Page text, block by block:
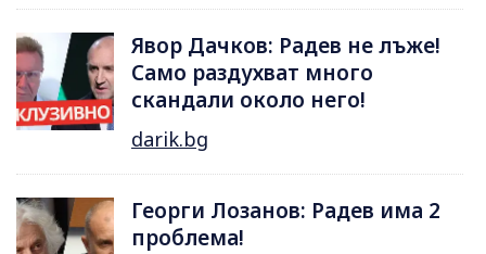
Явор Дачков: Радев не лъже!
Само раздухват много
скандали около него!
darik.bg
Георги Лозанов: Радев има 2
проблема!